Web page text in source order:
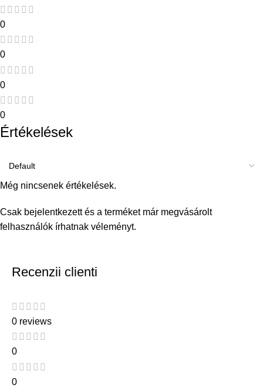
0
0
0
0
Értékelések
Még nincsenek értékelések.
Csak bejelentkezett és a terméket már megvásárolt
felhasználók írhatnak véleményt.
Recenzii clienti
0 reviews
0
0